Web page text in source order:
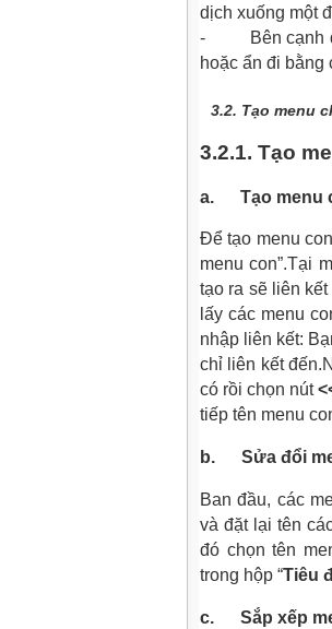
dịch xuống một
- Bên cạnh đó,
hoặc ẩn đi
3.2. Tạo menu
3.2.1. Tạo
a. Tạo menu
Để tạo menu
menu con”.Tại
tạo ra sẽ liên
lấy các menu
nhập liên kết:
chỉ liên kết
có rồi chọn nút
tiếp tên menu
b. Sửa đổi
Ban đầu, các
và đặt lại tên
đó chọn tên
trong hộp “Tiêu
c. Sắp xếp